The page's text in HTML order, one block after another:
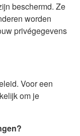
beschermd. Ze
worden
privégegevens
Voor een
om je